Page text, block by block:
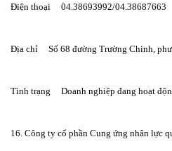
Điện thoại     04.38693992/04.38687663
Địa chỉ     Số 68 đường Trường Chinh,
Tình trạng     Doanh nghiệp đang hoạt
16. Công ty cổ phần Cung ứng nhân lực